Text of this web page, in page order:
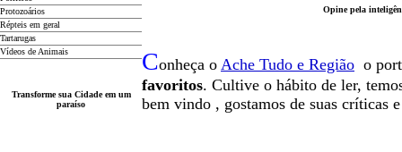
Protozoários
Répteis em geral
Tartarugas
Vídeos de Animais
Transforme sua Cidade em um
paraíso
Opine pela
Conheça o Ache Tudo e Região o
favoritos. Cultive o hábito de ler,
bem vindo , gostamos de suas críticas